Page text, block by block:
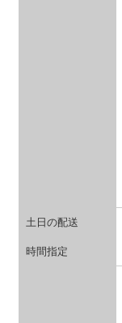
土日の配送
時間指定